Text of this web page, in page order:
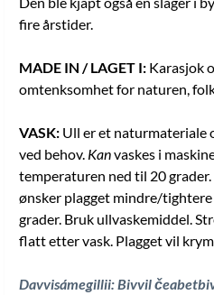
fire årstider.
MADE IN / LAGET I: Karasjok
omtenksomhet for naturen,
VASK: Ull er et naturmateriale
ved behov. Kanvaskes i
temperaturen ned til 20 grader.
ønsker plagget mindre/
grader. Bruk ullvaskemiddel.
flatt etter vask. Plagget vil
Davvisámegillii: Bivvil